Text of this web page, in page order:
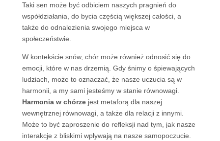
Taki sen może być odbiciem naszych pragnień do
współdziałania, do bycia częścią większej całości, a
także do odnalezienia swojego miejsca w
społeczeństwie.
W kontekście snów, chór może również odnosić się do
emocji, które w nas drzemią. Gdy śnimy o śpiewających
ludziach, może to oznaczać, że nasze uczucia są w
harmonii, a my sami jesteśmy w stanie równowagi.
Harmonia w chórzejest metaforą dla naszej
wewnętrznej równowagi, a także dla relacji z innymi.
Może to być zaproszenie do refleksji nad tym, jak nasze
interakcje z bliskimi wpływają na nasze samopoczucie.